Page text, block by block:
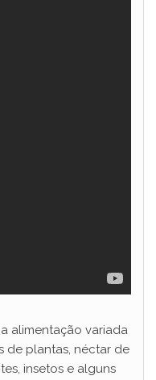
alimentação variada
de plantas, néctar de
insetos e alguns